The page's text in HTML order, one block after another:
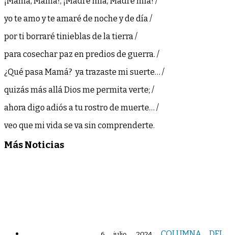
yo te amo y te amaré de noche y de día /
por ti borraré tinieblas de la tierra /
para cosechar paz en predios de guerra. /
¿Qué pasa Mamá? ya trazaste mi suerte… /
quizás más allá Dios me permita verte; /
ahora digo adiós a tu rostro de muerte… /
veo que mi vida se va sin comprenderte.
Más Noticias